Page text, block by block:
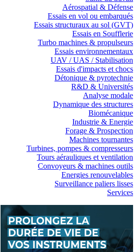
Aérospatial & Défense
Essais en vol ou embarqués
Essais structuraux au sol (GVT)
Essais en Soufflerie
Turbo machines & propulseurs
Essais environnementaux
UAV / UAS / Stabilisation
Essais d'impacts et chocs
Détonique & pyrotechnie
R&D & Universités
Analyse modale
Dynamique des structures
Biomécanique
Industrie & Energie
Forage & Prospection
Machines tournantes
Turbines, pompes & compresseurs
Tours aérauliques et ventilation
Convoyeurs & machines outils
Energies renouvelables
Surveillance paliers lisses
Services